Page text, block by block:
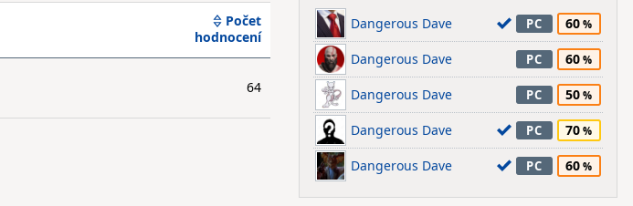
Počet
hodnocení
64
Dangerous Dave PC 60
Dangerous Dave PC 60
Dangerous Dave PC 50
Dangerous Dave PC 70
Dangerous Dave PC 60